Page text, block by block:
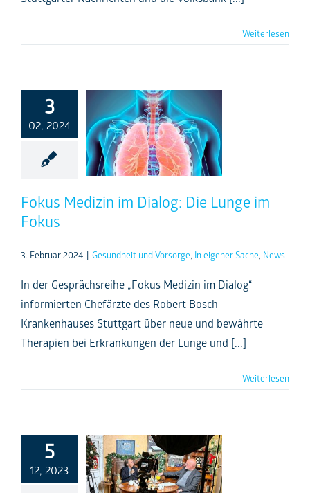
Weiterlesen
3
02, 2024
Fokus Medizin im
Dialog: Die Lunge
im Fokus
Fokus Medizin im Dialog: Die Lunge im
Fokus
3. Februar 2024 | Gesundheit und Vorsorge In eigener Sache News
In der Gesprächsreihe „Fokus Medizin im Dialog“
informierten Chefärzte des Robert Bosch
Krankenhauses Stuttgart über neue und bewährte
Therapien bei Erkrankungen der Lunge und [...]
Weiterlesen
5
12, 2023
money breakfast:
Lassen Sie uns
über Geld reden!